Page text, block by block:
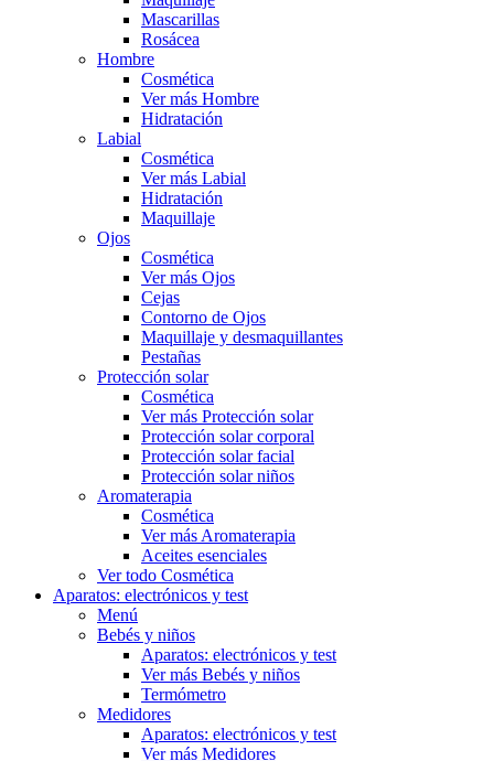
Mascarillas
Rosácea
Hombre
Cosmética
Ver más Hombre
Hidratación
Labial
Cosmética
Ver más Labial
Hidratación
Maquillaje
Ojos
Cosmética
Ver más Ojos
Cejas
Contorno de Ojos
Maquillaje y desmaquillantes
Pestañas
Protección solar
Cosmética
Ver más Protección solar
Protección solar corporal
Protección solar facial
Protección solar niños
Aromaterapia
Cosmética
Ver más Aromaterapia
Aceites esenciales
Ver todo Cosmética
Aparatos: electrónicos y test
Menú
Bebés y niños
Aparatos: electrónicos y test
Ver más Bebés y niños
Termómetro
Medidores
Aparatos: electrónicos y test
Ver más Medidores